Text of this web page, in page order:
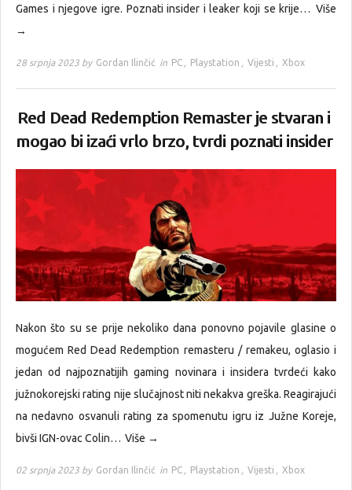
Games i njegove igre. Poznati insider i leaker koji se krije… Više
→
28 srpnja 2023 by Gordan Ilinčić in PC , Playstation , Vijesti , Xbox
Red Dead Redemption Remaster je stvaran i
mogao bi izaći vrlo brzo, tvrdi poznati insider
Nakon što su se prije nekoliko dana ponovno pojavile glasine o
mogućem Red Dead Redemption remasteru / remakeu, oglasio i
jedan od najpoznatijih gaming novinara i insidera tvrdeći kako
južnokorejski rating nije slučajnost niti nekakva greška. Reagirajući
na nedavno osvanuli rating za spomenutu igru iz Južne Koreje,
bivši IGN-ovac Colin… Više →
02 srpnja 2023 by Gordan Ilinčić in PC , Playstation , Vijesti , Xbox